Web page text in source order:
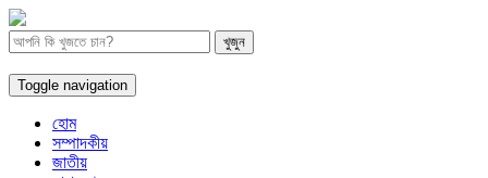
Toggle navigation
হোম
সম্পাদকীয়
জাতীয়